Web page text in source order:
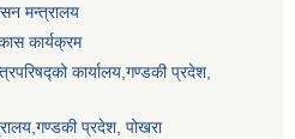
मन्त्रालय
कार्यक्रम
कार्यालय,गण्डकी प्रदेश,
प्रदेश, पोखरा